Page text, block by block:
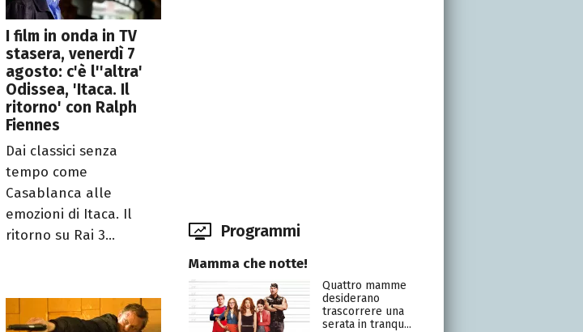
I film in onda in TV
stasera, venerdì 7
agosto: c'è l''altra'
Odissea, 'Itaca. Il
ritorno' con Ralph
Fiennes
Dai classici senza
tempo come
Casablanca alle
emozioni di Itaca. Il
ritorno su Rai 3...
Programmi
Mamma che notte!
Quattro mamme
desiderano
trascorrere una
serata in tranqu...